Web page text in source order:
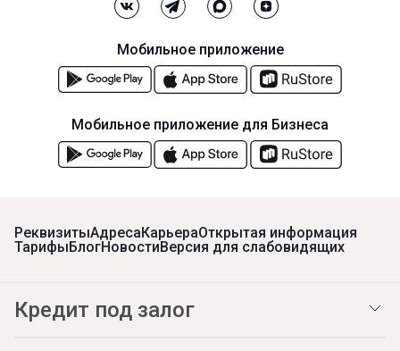
РеквизитыАдресаКарьераОткрытая информация
ТарифыБлогНовостиВерсия для слабовидящих
Кредит под залог
Мобильное приложение
Мобильное приложение для Бизнеса